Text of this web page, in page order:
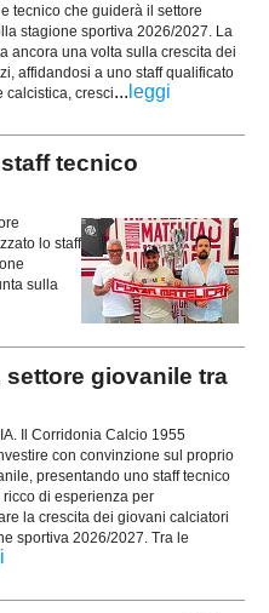
tecnico che guiderà il settore
stagione sportiva 2026/2027. La
ancora una volta sulla crescita dei
affidandosi a uno staff qualificato
calcistica, cresci... leggi
tecnico
lo staff
sulla
settore giovanile tra
Il Corridonia Calcio 1955
con convinzione sul proprio
presentando uno staff tecnico
di esperienza per
la crescita dei giovani calciatori
sportiva 2026/2027. Tra le